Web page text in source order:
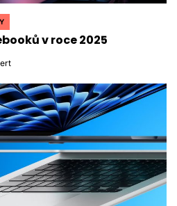
v roce 2025